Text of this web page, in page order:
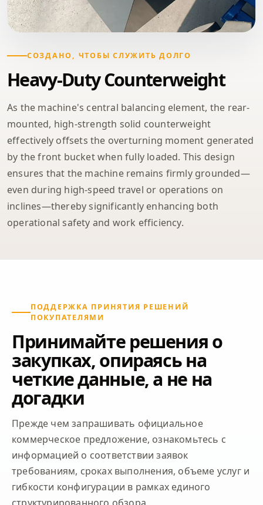
СОЗДАНО, ЧТОБЫ СЛУЖИТЬ ДОЛГО
Heavy-Duty Counterweight
As the machine's central balancing element, the rear-
mounted, high-strength solid counterweight
effectively offsets the overturning moment generated
by the front bucket when fully loaded. This design
ensures that the machine remains firmly grounded—
even during high-speed travel or operations on
inclines—thereby significantly enhancing both
operational safety and work efficiency.
ПОДДЕРЖКА ПРИНЯТИЯ РЕШЕНИЙ
ПОКУПАТЕЛЯМИ
Принимайте решения о
закупках, опираясь на
четкие данные, а не на
догадки
Прежде чем запрашивать официальное
коммерческое предложение, ознакомьтесь с
информацией о соответствии заявок
требованиям, сроках выполнения, объеме услуг и
гибкости конфигурации в рамках единого